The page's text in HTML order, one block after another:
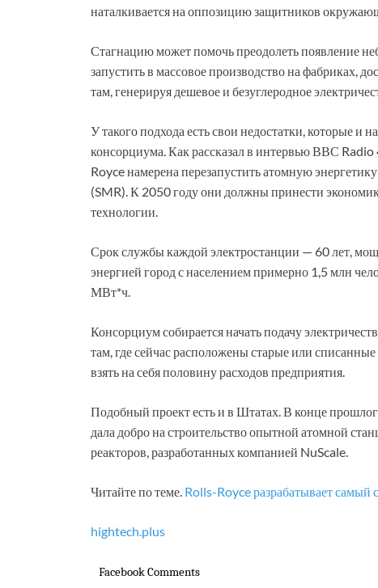
наталкивается на оппозицию защитников
Стагнацию может помочь преодолеть появление
запустить в массовое производство на фабриках,
там, генерируя дешевое и безуглеродное
У такого подхода есть свои недостатки, которые и
консорциума. Как рассказал в интервью ВВС
Royce намерена перезапустить атомную
(SMR). К 2050 году они должны принести
технологии.
Срок службы каждой электростанции — 60 лет,
энергией город с населением примерно 1,5 млн
МВт*ч.
Консорциум собирается начать подачу
там, где сейчас расположены старые или
взять на себя половину расходов предприятия.
Подобный проект есть и в Штатах. В конце
дала добро на строительство опытной атомной
реакторов, разработанных компанией NuScale.
Читайте по теме. Rolls-Royce разрабатывает самый
hightech.plus
Facebook Comments